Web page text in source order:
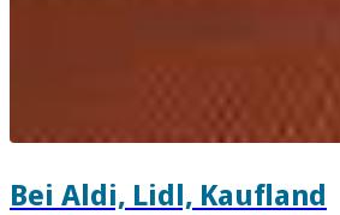
Bei Aldi, Lidl, Kaufland